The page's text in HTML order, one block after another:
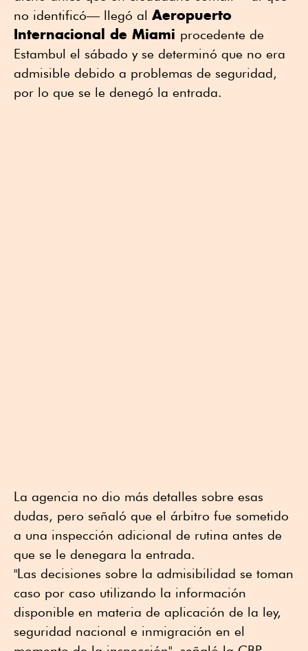
no identificó— llegó al Aeropuerto
Internacional de Miami procedente de
Estambul el sábado y se determinó que no era
admisible debido a problemas de seguridad,
por lo que se le denegó la entrada.
La agencia no dio más detalles sobre esas
dudas, pero señaló que el árbitro fue sometido
⁠a una inspección adicional de rutina antes de
que ⁠se le denegara la entrada.
"Las decisiones ⁠sobre la admisibilidad se toman
caso por caso utilizando la información
disponible en materia de aplicación de la ⁠ley,
seguridad nacional e inmigración en el